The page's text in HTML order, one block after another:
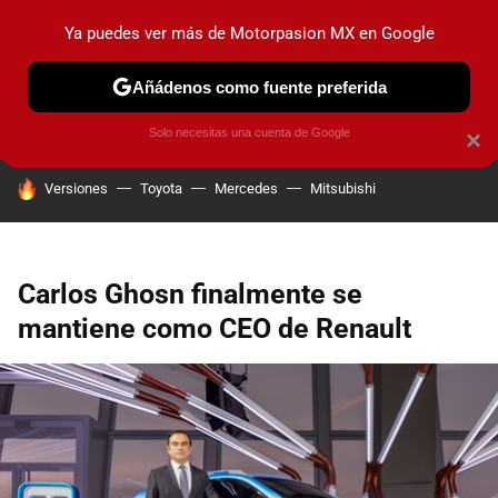
PRUEBAS INDUSTRIA HOY NO CIRCULA
HOY SE HABLA DE
Versiones Toyota Mercedes Mitsubishi
Carlos Ghosn finalmente se
mantiene como CEO de Renault
×
Ya puedes ver más de Motorpasion MX en Google
Añádenos como fuente preferida
Solo necesitas una cuenta de Google